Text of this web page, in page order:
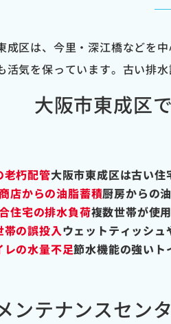
成区は、今里・深江橋などを
活気を保っています。古い排
大阪市東成区
老朽配管大阪市東成区は古い
店からの油脂蓄積厨房からの
住宅の排水負荷複数世帯が使
帯の誤投入ウェットティッシ
レの水量不足節水機能の強いト
ンテナンスセン